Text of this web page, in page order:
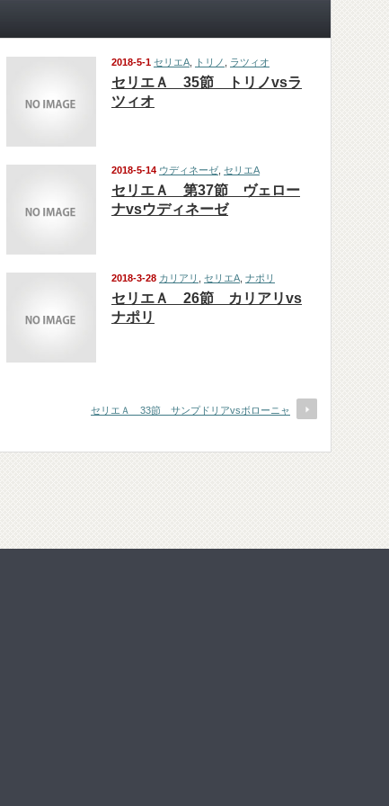
2018-5-1 セリエA トリノ ラツィオ
セリエＡ 35節 トリノvsラ
ツィオ
2018-5-14 ウディネーゼ セリエA
セリエＡ 第37節 ヴェロー
ナvsウディネーゼ
2018-3-28 カリアリ セリエA ナポリ
セリエＡ 26節 カリアリvs
ナポリ
セリエＡ 33節 サンプドリアvsボローニャ